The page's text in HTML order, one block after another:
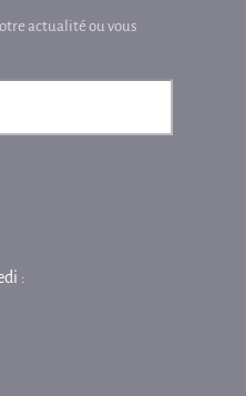
actualité ou vous
: